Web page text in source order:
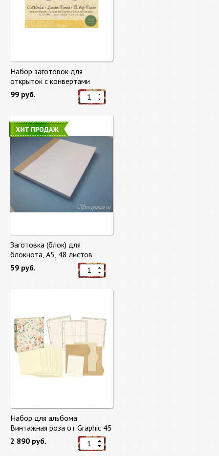
Набор заготовок для
открыток с конвертами
Старый мир (Old World) от
DCWV
99 руб.
Заготовка (блок) для
блокнота, А5, 48 листов
59 руб.
Набор для альбома
Винтажная роза от Graphic 45
2 890 руб.